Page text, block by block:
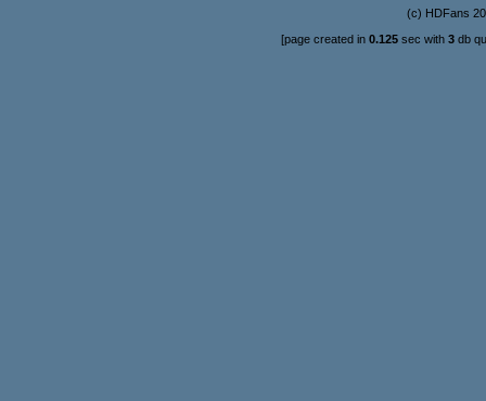
(c) HDFans
[page created in 0.125 sec with 3db